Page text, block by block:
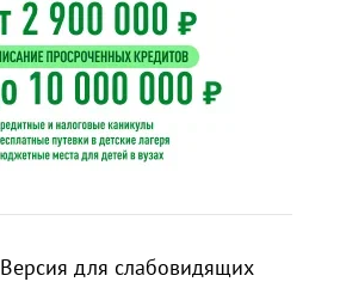
Версия для слабовидящих